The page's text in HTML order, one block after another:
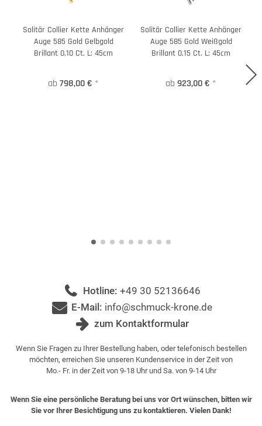
Solitär Collier Kette Anhänger
Auge 585 Gold Gelbgold
Brillant 0,10 Ct. L: 45cm
ab 798,00 € *
Solitär Collier Kette Anhänger
Auge 585 Gold Weißgold
Brillant 0,15 Ct. L: 45cm
ab 923,00 € *
Hotline: +49 30 52136646
E-Mail: info@schmuck-krone.de
zum Kontaktformular
Wenn Sie Fragen zu Ihrer Bestellung haben, oder telefonisch bestellen
möchten, erreichen Sie unseren Kundenservice in der Zeit von
Mo.- Fr. in der Zeit von 9-18 Uhr und Sa. von 9-14 Uhr
Wenn Sie eine persönliche Beratung bei uns vor Ort wünschen, bitten wir
Sie vor Ihrer Besichtigung uns zu kontaktieren. Vielen Dank!